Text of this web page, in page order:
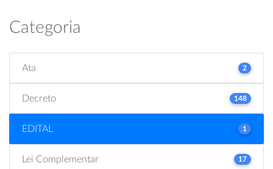
Categoria
Ata 2
Decreto 148
EDITAL 1
Lei Complementar 17